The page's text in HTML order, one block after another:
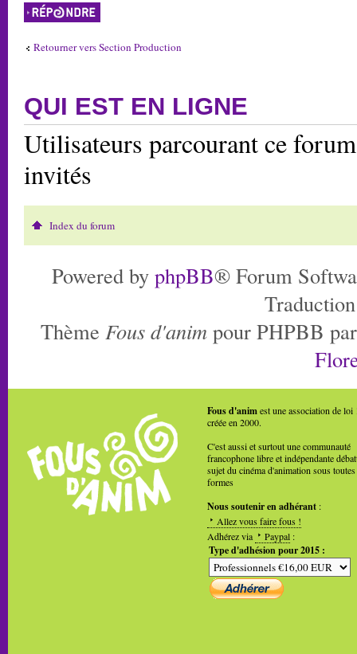
Répondre
Retourner vers Section Production
QUI EST EN LIGNE
Utilisateurs parcourant ce
invités
Index du forum
Powered by phpBB® Forum
Thème Fous d'anim pour PHPBB
Fous d'animest une association de loi
créée en 2000.
C'est aussi et surtout une communauté
francophone libre et indépendante
sujet du cinéma d'animation sous toutes
formes
Nous soutenir en adhérant :
Allez vous faire fous !
Adhérez via
Paypal :
Type d'adhésion pour 2015 :